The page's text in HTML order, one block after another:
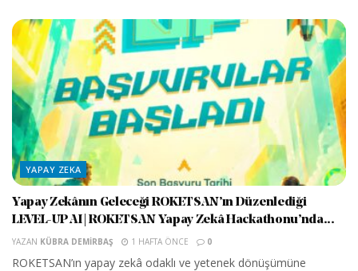
YAPAY ZEKA
Yapay Zekânın Geleceği ROKETSAN’ın Düzenlediği
LEVEL-UP AI | ROKETSAN Yapay Zekâ Hackathonu’nda...
YAZAN KÜBRA DEMIRBAŞ 1 HAFTA ÖNCE 0
ROKETSAN’ın yapay zekâ odaklı ve yetenek dönüşümüne